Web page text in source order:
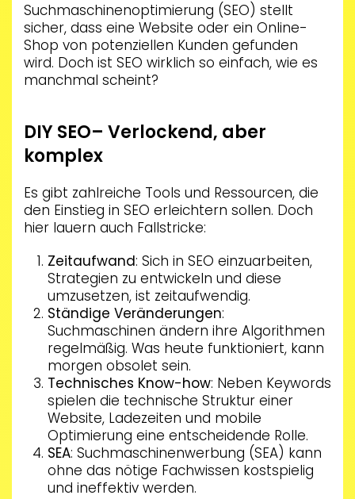
Suchmaschinenoptimierung (SEO) stellt
sicher, dass eine Website oder ein Online-
Shop von potenziellen Kunden gefunden
wird. Doch ist SEO wirklich so einfach, wie es
manchmal scheint?
DIY SEO– Verlockend, aber
komplex
Es gibt zahlreiche Tools und Ressourcen, die
den Einstieg in SEO erleichtern sollen. Doch
hier lauern auch Fallstricke:
Zeitaufwand: Sich in SEO einzuarbeiten,
Strategien zu entwickeln und diese
umzusetzen, ist zeitaufwendig.
Ständige Veränderungen:
Suchmaschinen ändern ihre Algorithmen
regelmäßig. Was heute funktioniert, kann
morgen obsolet sein.
Technisches Know-how: Neben Keywords
spielen die technische Struktur einer
Website, Ladezeiten und mobile
Optimierung eine entscheidende Rolle.
SEA: Suchmaschinenwerbung (SEA) kann
ohne das nötige Fachwissen kostspielig
und ineffektiv werden.